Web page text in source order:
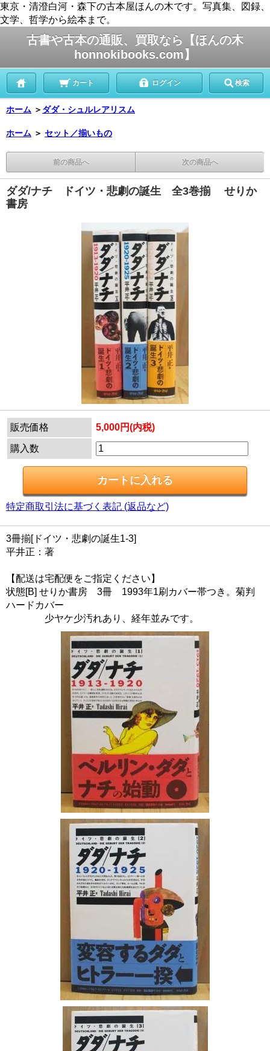
東京・清澄白河・森下の古本屋ほんの木です。写真集、図録、
文学、哲学から絵本まで。
古書や古本の通販、買取なら【ほんの木
honnokibooks.com】
カート ログイン 検索
ホーム ＞ ダダ・シュルレアリスム
ホーム ＞ セット／揃いもの
前の商品へ 次の商品へ
ダダ/ナチ ドイツ・悲劇の誕生 全3巻揃 せりか
書房
販売価格 5,000円(内税)
購入数
特定商取引法に基づく表記 (返品など)
3冊揃[ドイツ・悲劇の誕生1-3]
平井正：著
【配送は宅配便をご指定ください】
状態[B] せりか書房 3冊 1993年1刷カバー帯つき。菊判
ハードカバー
少ヤケ少汚れあり、経年並みです。